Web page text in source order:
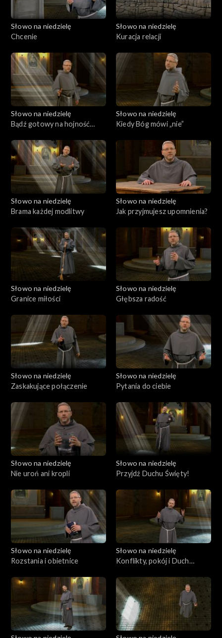
Słowo na niedzielę
Chcenie
Słowo na niedzielę
Kuracja relacji
Słowo na niedzielę
Bądź gotowy na hojność
Słowo na niedzielę
Kiedy Bóg mówi „nie”
Słowo na niedzielę
Brama każdej modlitwy
Słowo na niedzielę
Jak przyjmujesz upomnienia?
Słowo na niedzielę
Granice miłości
Słowo na niedzielę
Głębsza radość
Słowo na niedzielę
Zaskakujące połączenie
Słowo na niedzielę
Pytania do ciebie
Słowo na niedzielę
Nie uroń ani kropli
Słowo na niedzielę
Przyjdź Duchu Święty!
Słowo na niedzielę
Rozstania i obietnice
Słowo na niedzielę
Konflikty, pokój i Duch